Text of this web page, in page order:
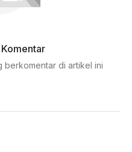
berkomentar di artikel ini